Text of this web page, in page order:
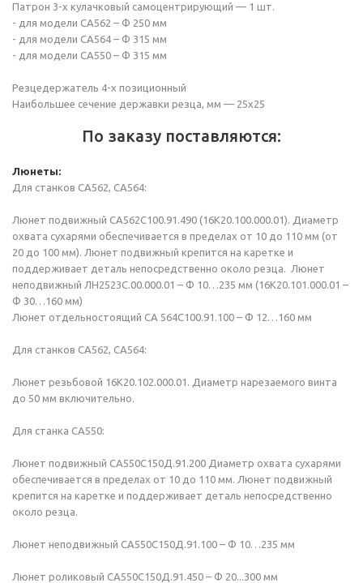
Патрон 3-х кулачковый самоцентрирующий — 1 шт.
- для модели СА562 – Ф 250 мм
- для модели СА564 – Ф 315 мм
- для модели СА550 – Ф 315 мм
Резцедержатель 4-х позиционный
Наибольшее сечение державки резца, мм — 25х25
По заказу поставляются:
Люнеты:
Для станков СА562, СА564:
Люнет подвижный СА562С100.91.490 (16К20.100.000.01). Диаметр
охвата сухарями обеспечивается в пределах от 10 до 110 мм (от
20 до 100 мм). Люнет подвижный крепится на каретке и
поддерживает деталь непосредственно около резца. Люнет
неподвижный ЛН2523С.00.000.01 – Ф 10…235 мм (16К20.101.000.01 –
Ф 30…160 мм)
Люнет отдельностоящий СА 564С100.91.100 – Ф 12…160 мм
Для станков СА562, СА564:
Люнет резьбовой 16К20.102.000.01. Диаметр нарезаемого винта
до 50 мм включительно.
Для станка СА550:
Люнет подвижный СА550С150Д.91.200 Диаметр охвата сухарями
обеспечивается в пределах от 10 до 110 мм. Люнет подвижный
крепится на каретке и поддерживает деталь непосредственно
около резца.
Люнет неподвижный СА550С150Д.91.100 – Ф 10…235 мм
Люнет роликовый СА550С150Д.91.450 – Ф 20...300 мм